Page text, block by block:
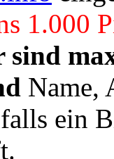
1.000
sind
Name,
ein